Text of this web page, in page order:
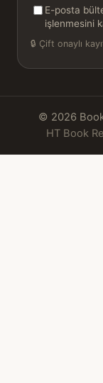
E-posta
işlenmesini
🔒 Çift onaylı
© 2026
HT Book